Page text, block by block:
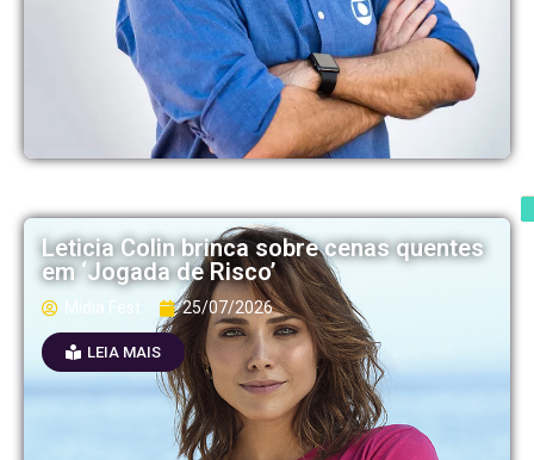
Leticia Colin brinca sobre cenas quentes
em ‘Jogada de Risco’
Mídia Fest 25/07/2026
LEIA MAIS